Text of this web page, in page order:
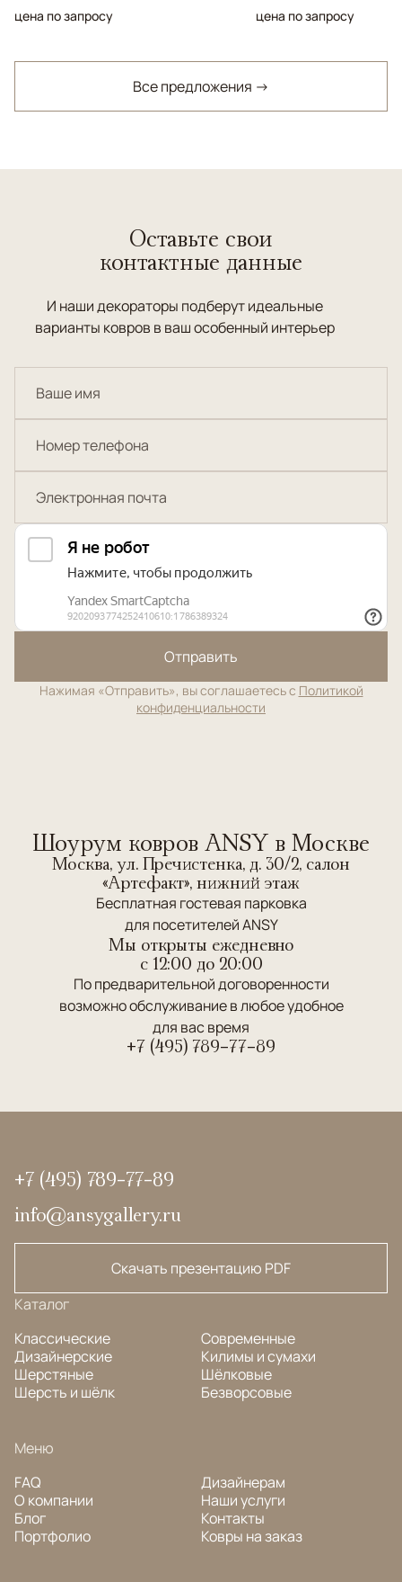
цена по запросу
цена по запросу
Все предложения →
Оставьте свои
контактные данные
И наши декораторы подберут идеальные
варианты ковров в ваш особенный интерьер
Отправить
Нажимая «Отправить», вы соглашаетесь с Политикой
конфиденциальности
Шоурум ковров ANSY в Москве
Москва, ул. Пречистенка, д. 30/2, салон
«Артефакт», нижний этаж
Бесплатная гостевая парковка
для посетителей ANSY
Мы открыты ежедневно
c 12:00 до 20:00
По предварительной договоренности
возможно обслуживание в любое удобное
для вас время
+7 (495) 789-77-89
+7 (495) 789-77-89
info@ansygallery.ru
Скачать презентацию PDF
Каталог
Классические
Дизайнерские
Шерстяные
Шерсть и шёлк
Современные
Килимы и сумахи
Шёлковые
Безворсовые
Меню
FAQ
О компании
Блог
Портфолио
Дизайнерам
Наши услуги
Контакты
Ковры на заказ